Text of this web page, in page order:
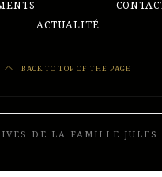
ACTUALITÉ
BACK TO TOP OF THE PAGE
DE LA FAMILLE JULES